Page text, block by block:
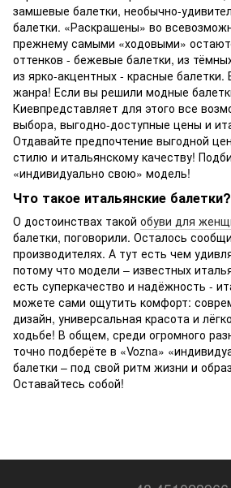
замшевые балетки, необычно-
балетки. «Раскрашены» во
прежнему самыми «ходовыми»
оттенков - бежевые балетки, из
из ярко-акцентных - красные
жанра! Если вы решили модные
Киевпредставляет для этого все
выбора, выгодно-доступные цены и
Отдавайте предпочтение выгодной
стилю и итальянскому качеству!
«индивидуально свою» модель!
Что такое итальянские балетки?
О достоинствах такой обуви для
балетки, поговорили. Осталось
производителях. А тут есть чем
потому что модели – известных
есть суперкачество и надёжность -
можете сами ощутить комфорт:
дизайн, универсальная красота и
ходьбе! В общем, среди огромного
точно подберёте в «Vozna»
балетки – под свой ритм жизни и
Оставайтесь собой!